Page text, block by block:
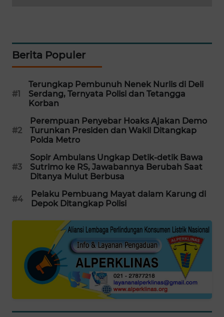
Berita Populer
#1
Terungkap Pembunuh Nenek Nurlis di Deli
Serdang, Ternyata Polisi dan Tetangga
Korban
#2
Perempuan Penyebar Hoaks Ajakan Demo
Turunkan Presiden dan Wakil Ditangkap
Polda Metro
#3
Sopir Ambulans Ungkap Detik-detik Bawa
Sutrimo ke RS, Jawabannya Berubah Saat
Ditanya Mulut Berbusa
#4
Pelaku Pembuang Mayat dalam Karung di
Depok Ditangkap Polisi
NEWS
SIDIKALANG
NEWS
SIBARAGAS
NEWS
METRO
SIANTAR
NEWS
METRO
MEDAN
JAKARTA
NEWS